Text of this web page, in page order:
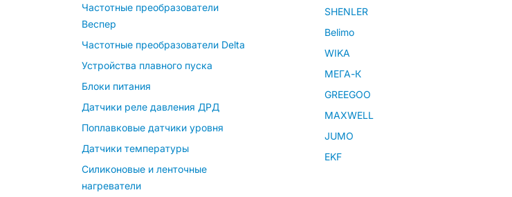
Частотные преобразователи
Веспер
Частотные преобразователи Delta
Устройства плавного пуска
Блоки питания
Датчики реле давления ДРД
Поплавковые датчики уровня
Датчики температуры
Силиконовые и ленточные
нагреватели
SHENLER
Belimo
WIKA
МЕГА-К
GREEGOO
MAXWELL
JUMO
EKF